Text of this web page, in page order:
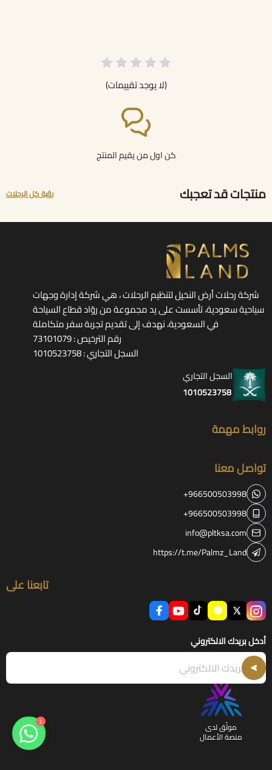
كن اول من يقيم المنتج
(لا يوجد تقييمات)
منتجات قد تعجبك رؤية كل الرحلات
شركة رحلات أرض النخيل لتنظيم الرحلات ، هي شركة إدارة وجهات
سياحية سعودية، تأسست على يد مجموعة من روّاد قطاع السياحة
في السعودية، نهدف إلى تقديم تجربة سفر متكاملة
رقم الترخيص : 73101079
السجل التجاري : 1010523758
السجل التجاري
1010523758
روابط مهمة
تواصل معنا
+966500503998
+966500503998
info@pltksa.com
https://t.me/Palmz_Land
تابعنا على
أدخل بريدك الالكتروني
موثّق لدى
منصة الأعمال
1